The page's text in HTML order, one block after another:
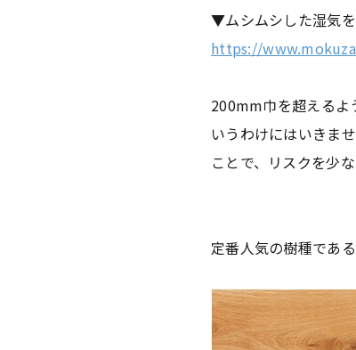
▼ムシムシした湿気
https://
200mm巾を超えるよ
いうわけにはいきま
ことで、リスクを少
定番人気の樹種であ